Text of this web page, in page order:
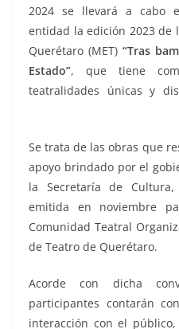
2024 se llevará a cabo
entidad la edición 2023 de
Querétaro (MET) “Tras
Estado”, que tiene
teatralidades únicas y
Se trata de las obras que
apoyo brindado por el
la Secretaría de
emitida en noviembre
Comunidad Teatral
de Teatro de Querétaro.
Acorde con dicha
participantes contarán
interacción con el